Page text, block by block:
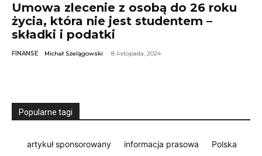
Umowa zlecenie z osobą do 26 roku
życia, która nie jest studentem –
składki i podatki
FINANSE Michał Szelągowski - 8 listopada, 2024
Popularne tagi
artykuł sponsorowany informacja prasowa
Polska